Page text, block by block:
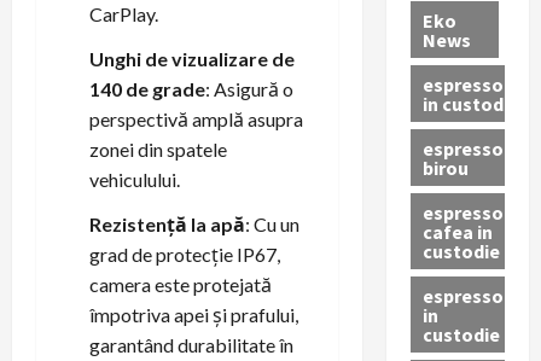
CarPlay.
Unghi de vizualizare de
140 de grade: Asigură o
perspectivă amplă asupra
zonei din spatele
vehiculului.
Rezistență la apă: Cu un
grad de protecție IP67,
camera este protejată
împotriva apei și prafului,
garantând durabilitate în
Eko
News
espressoare
in custodie
espressor
birou
espressor
cafea in
custodie
espressor
in
custodie